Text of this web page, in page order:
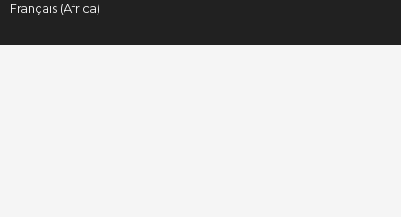
Français (Africa)